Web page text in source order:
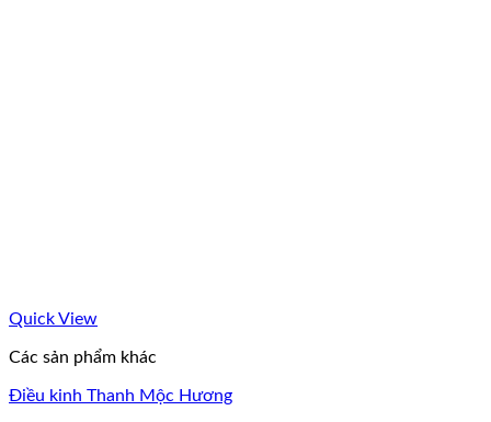
Quick View
Các sản phẩm khác
Điều kinh Thanh Mộc Hương